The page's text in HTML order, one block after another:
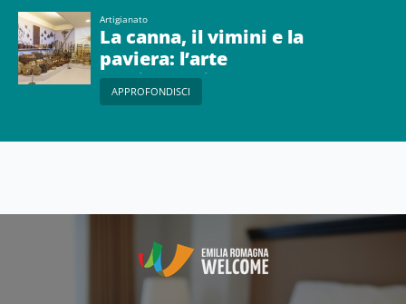
Artigianato
La canna, il vimini e la
paviera: l’arte
dell’intreccio
APPROFONDISCI